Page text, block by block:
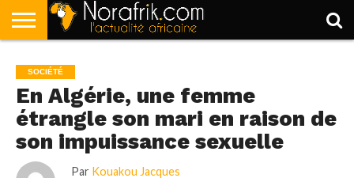
POLITIQUE
SOCIÉTÉ
ECONOMIE
SPORT
LIFESTYLE
SOCIÉTÉ
En Algérie, une femme
étrangle son mari en raison de
son impuissance sexuelle
Par Kouakou Jacques